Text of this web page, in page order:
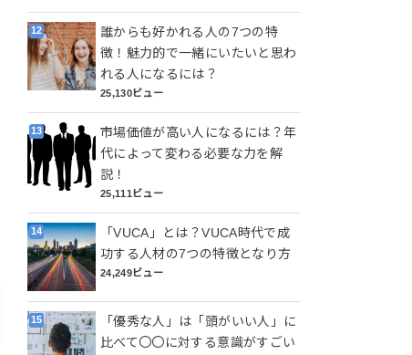
誰からも好かれる人の7つの特
徴！魅力的で一緒にいたいと思わ
れる人になるには？
25,130ビュー
市場価値が高い人になるには？年
代によって変わる必要な力を解
説！
25,111ビュー
「VUCA」とは？VUCA時代で成
功する人材の7つの特徴となり方
24,249ビュー
「優秀な人」は「頭がいい人」に
比べて〇〇に対する意識がすごい